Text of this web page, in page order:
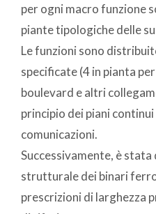
per ogni macro funzione
piante tipologiche delle
Le funzioni sono
specificate (4 in pianta
boulevard e altri
principio dei piani
comunicazioni.
Successivamente, è
strutturale dei binari
prescrizioni di larghezza